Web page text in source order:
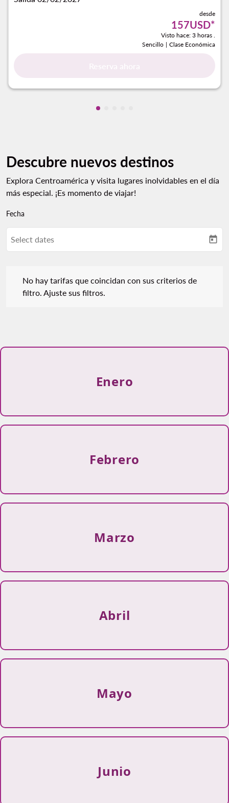
desde
157USD*
Visto hace: 3 horas .
Sencillo | Clase Económica
Mostrando cmp-pagination-
Descubre nuevos destinos
Explora Centroamérica y visita lugares inolvidables en el día
más especial. ¡Es momento de viajar!
Fecha
Select dates today
No hay tarifas que coincidan con sus criterios de
filtro. Ajuste sus filtros.
Enero
Febrero
Marzo
Abril
Mayo
Junio